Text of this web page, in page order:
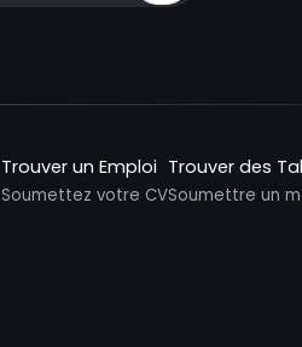
Trouver un Emploi
Soumettez votre CV
Trouver des
Soumettre un